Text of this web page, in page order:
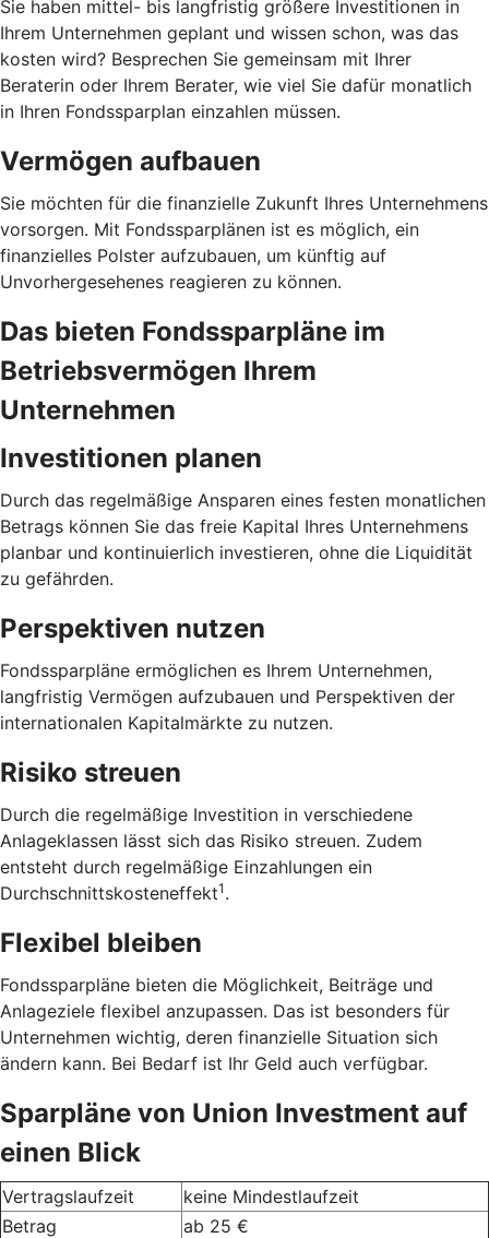
Sie haben mittel- bis langfristig größere Investitionen in
Ihrem Unternehmen geplant und wissen schon, was das
kosten wird? Besprechen Sie gemeinsam mit Ihrer
Beraterin oder Ihrem Berater, wie viel Sie dafür monatlich
in Ihren Fondssparplan einzahlen müssen.
Vermögen aufbauen
Sie möchten für die finanzielle Zukunft Ihres Unternehmens
vorsorgen. Mit Fondssparplänen ist es möglich, ein
finanzielles Polster aufzubauen, um künftig auf
Unvorhergesehenes reagieren zu können.
Das bieten Fondssparpläne im
Betriebsvermögen Ihrem
Unternehmen
Investitionen planen
Durch das regelmäßige Ansparen eines festen monatlichen
Betrags können Sie das freie Kapital Ihres Unternehmens
planbar und kontinuierlich investieren, ohne die Liquidität
zu gefährden.
Perspektiven nutzen
Fondssparpläne ermöglichen es Ihrem Unternehmen,
langfristig Vermögen aufzubauen und Perspektiven der
internationalen Kapitalmärkte zu nutzen.
Risiko streuen
Durch die regelmäßige Investition in verschiedene
Anlageklassen lässt sich das Risiko streuen. Zudem
entsteht durch regelmäßige Einzahlungen ein
Durchschnittskosteneffekt1 .
Flexibel bleiben
Fondssparpläne bieten die Möglichkeit, Beiträge und
Anlageziele flexibel anzupassen. Das ist besonders für
Unternehmen wichtig, deren finanzielle Situation sich
ändern kann. Bei Bedarf ist Ihr Geld auch verfügbar.
Sparpläne von Union Investment auf
einen Blick
Vertragslaufzeit
keine Mindestlaufzeit
Betrag
ab 25 €